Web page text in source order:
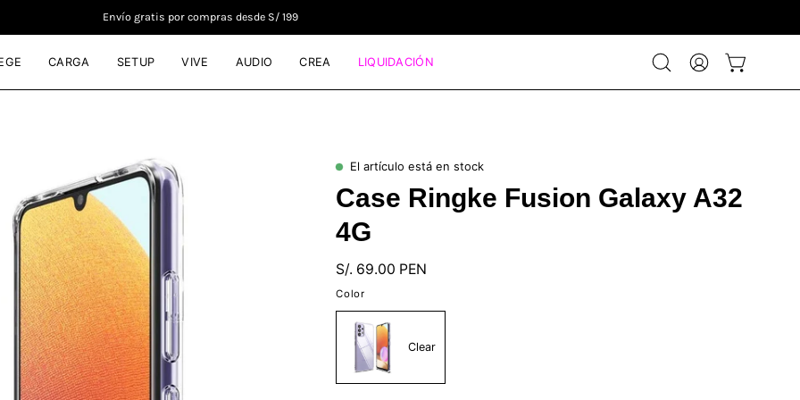
Envío gratis por compras desde S/ 199
CARGA SETUP VIVE AUDIO CREA LIQUIDACIÓN
Abrir
barra
MI
CUENTA
CARRO
El artículo está en stock
Case Ringke Fusion Galaxy A32
4G
S/. 69.00 PEN
Color
Clear